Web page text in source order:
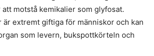
motstå kemikalier som glyfosat.
är extremt giftiga för människor och kan
som levern, bukspottkörteln och